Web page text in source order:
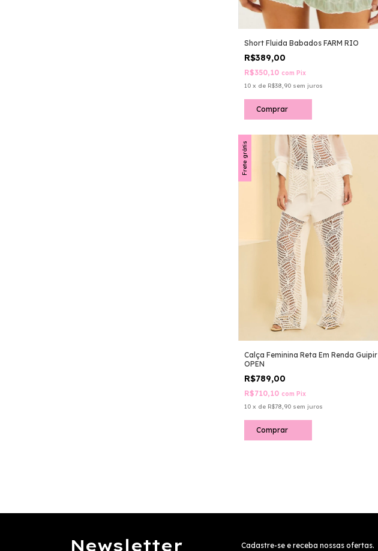
Short Fluida Babados FARM RIO
R$389,00
R$350,10 com Pix
10 x de R$38,90 sem juros
Comprar
Frete grátis
Calça Feminina Reta Em Renda Guipir
OPEN
R$789,00
R$710,10 com Pix
10 x de R$78,90 sem juros
Comprar
Newsletter Cadastre-se e receba nossas ofertas.